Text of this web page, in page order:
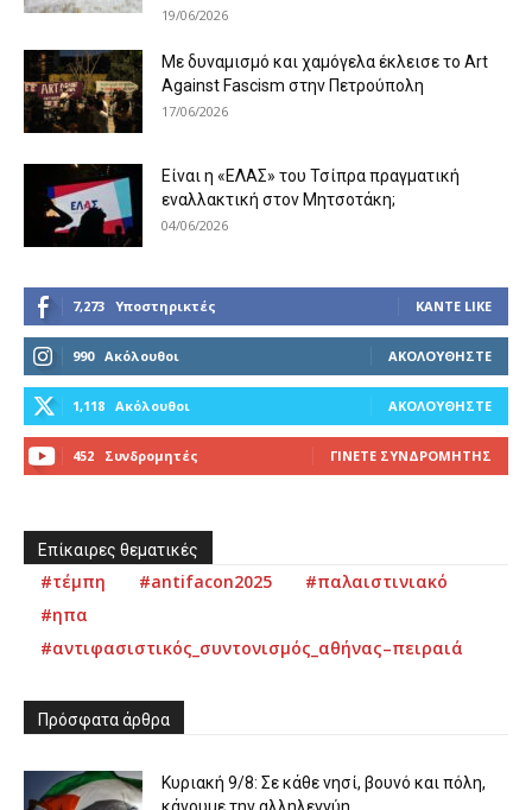
19/06/2026
Με δυναμισμό και χαμόγελα έκλεισε το Art
Against Fascism στην Πετρούπολη
17/06/2026
Είναι η «ΕΛΑΣ» του Τσίπρα πραγματική
εναλλακτική στον Μητσοτάκη;
04/06/2026
7,273 Υποστηρικτές ΚΆΝΤΕ LIKE
990 Ακόλουθοι ΑΚΟΛΟΥΘΉΣΤΕ
1,118 Ακόλουθοι ΑΚΟΛΟΥΘΉΣΤΕ
452 Συνδρομητές ΓΊΝΕΤΕ ΣΥΝΔΡΟΜΗΤΉΣ
Επίκαιρες θεματικές
#τέμπη #antifacon2025
#παλαιστινιακό
#ηπα
#αντιφασιστικός_συντονισμός_αθήνας–πειραιά
Πρόσφατα άρθρα
Κυριακή 9/8: Σε κάθε νησί, βουνό και πόλη,